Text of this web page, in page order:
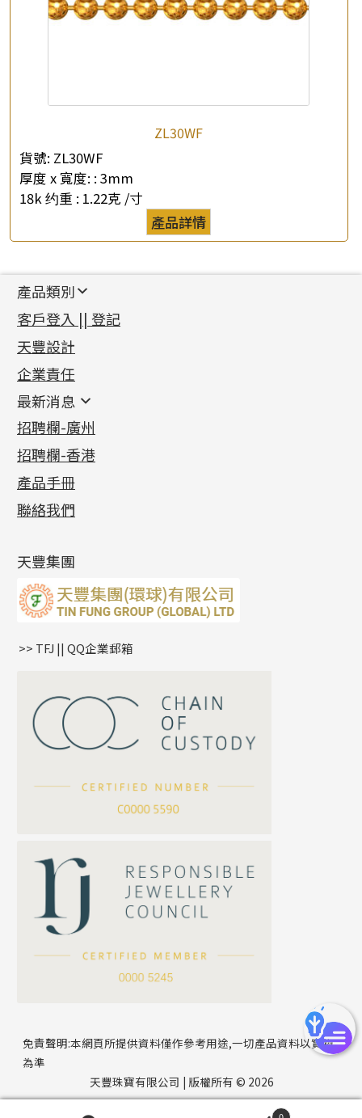
ZL30WF
貨號: ZL30WF
厚度 x 寬度: : 3mm
18k 约重 : 1.22克 /寸
產品詳情
公司名稱
聯絡電話
產品類別
新產品
足金系列
足金配件
機織鏈系列
珠仔鏈
镶口链
管狀網鏈
十字車花鏈系列
十字閃O鏈系列
十字錘打鏈系列
側身車花鏈系列
側身鏈系列
雙十字鏈系列
水波鏈系列
蛇骨鏈系列
鏈尾系列
嘴唇鏈系列
S車花鏈系列
珍珠鏈系列
坦克鏈系列
滿天星鏈系列
方假繩鏈系列
首飾配件
耳環類配件
卷迫系列
螺絲迫系列
梅花迫系列
平臺迫系列
綫拍系列
美拍系列
耳環扣系列
耳綫/耳鈎系列
耳環爪頭
耳環
鏈類配件
動感車花吊墜
調節珠系列
生圈扣系列
龍蝦扣系列
鴨俐制系列
字母吊墜
相盒吊墜
項鏈吊墜
生肖吊墜
星座吊墜
珠扣
其他類配件
珠盤系列
袖口鈕系列
焊片及鐳射綫
空心車花管
珠類配件
無孔光身珠
空心光身珠
無孔批花珠
鑲口類
四爪頭系列
六爪頭系列
車花片
動感車花片
鑲口戒指
鑲口手鏈系列
首飾系列
手镯系列
戒指系列
空心耳環
空心车花管首饰链
空心手鐲系列
貴金屬原料
千足金
記憶金屬系列
記憶戒指
拉簧珠珠手鏈
記憶鈦手鐲
客戶登入 || 登記
天豐設計
企業責任
最新消息
最新消息
各項證書(2)
相片集(9)
展覽會資訊
最新產品資訊
招聘欄-廣州
招聘欄-香港
產品手冊
聯絡我們
天豐集團
>> TFJ || QQ企業郵箱
免責聲明:本網頁所提供資料僅作參考用途,一切產品資料以實物
為準
天豐珠寶有限公司 | 版權所有 © 2026